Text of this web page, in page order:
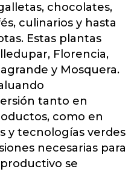
chocolates,
culinarios y hasta
Estas plantas
Florencia,
y Mosquera.
tanto en
como en
y tecnologías verdes
necesarias para
se